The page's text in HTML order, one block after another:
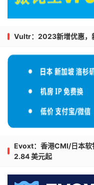
Vultr：2023新增优惠，
Evoxt：香港CMI/日本软
2.84 美元起